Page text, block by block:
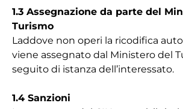
1.3 Assegnazione da parte del
Turismo
Laddove non operi la ricodifica
viene assegnato dal Ministero del
seguito di istanza dell’interessato.
1.4 Sanzioni